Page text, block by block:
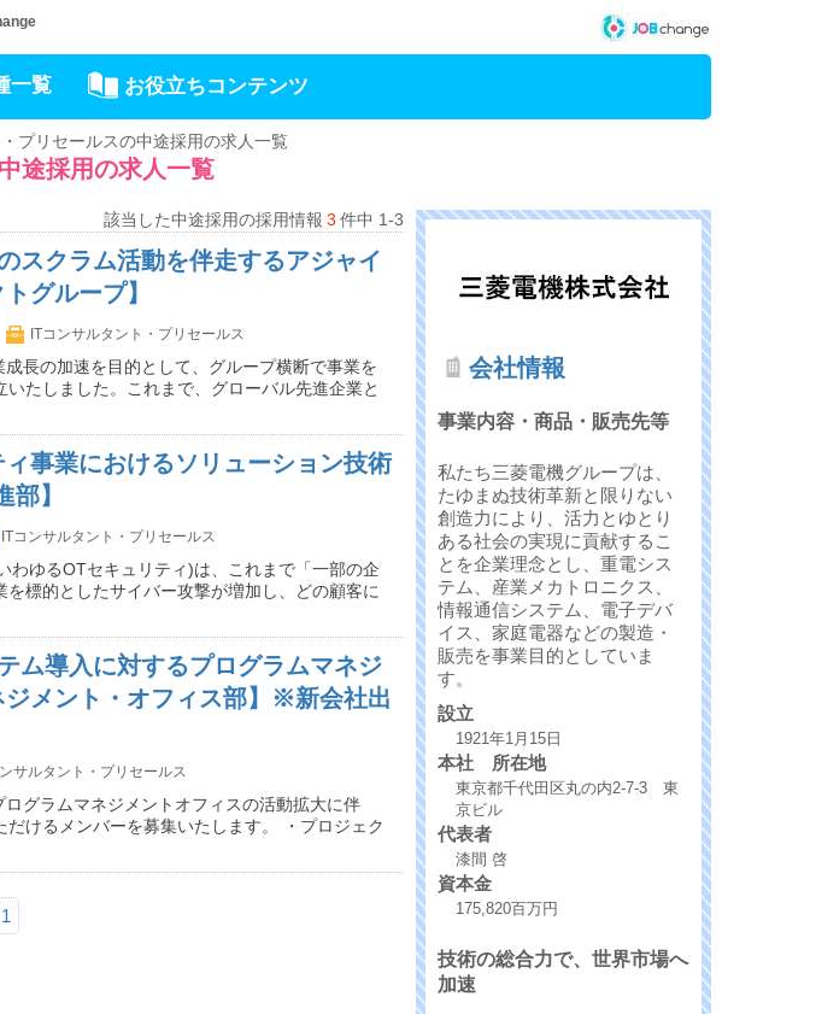
一覧 お役立ちコンテンツ
プリセールスの中途採用の求人一覧
途採用の求人一覧
該当した中途採用の採用情報 3 件中 1-3
スクラム活動を伴走するアジャイ
グループ】
ITコンサルタント・プリセールス
長の加速を目的として、グループ横断で事業を
たしました。これまで、グローバル先進企業と
事業におけるソリューション技術
】
ITコンサルタント・プリセールス
わゆるOTセキュリティ)は、これまで「一部の企
標的としたサイバー攻撃が増加し、どの顧客に
ム導入に対するプログラムマネジ
メント・オフィス部】※新会社出
サルタント・プリセールス
グラムマネジメントオフィスの活動拡大に伴
けるメンバーを募集いたします。 ・プロジェク
1
会社情報
事業内容・商品・販売先等
私たち三菱電機グループは、
たゆまぬ技術革新と限りない
創造力により、活力とゆとり
ある社会の実現に貢献するこ
とを企業理念とし、重電シス
テム、産業メカトロニクス、
情報通信システム、電子デバ
イス、家庭電器などの製造・
販売を事業目的としていま
す。
設立
1921年1月15日
本社 所在地
東京都千代田区丸の内2-7-3 東
京ビル
代表者
漆間 啓
資本金
175,820百万円
技術の総合力で、世界市場へ
加速